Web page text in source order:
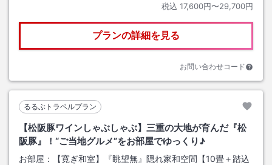
税込 17,600円〜29,700円
プランの詳細を見る
お問い合わせコード
るるぶトラベルプラン
【松阪豚ワインしゃぶしゃぶ】三重の大地が育んだ『松
阪豚』！“ご当地グルメ”をお部屋でゆっくり♪
お部屋：
【寛ぎ和室】『眺望無』隠れ家和空間【10畳＋踏込